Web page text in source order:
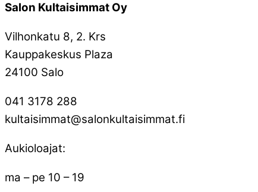
Salon Kultaisimmat Oy
Vilhonkatu 8, 2. Krs
Kauppakeskus Plaza
24100 Salo
041 3178 288
kultaisimmat@salonkultaisimmat.fi
Aukioloajat:
ma – pe 10 – 19